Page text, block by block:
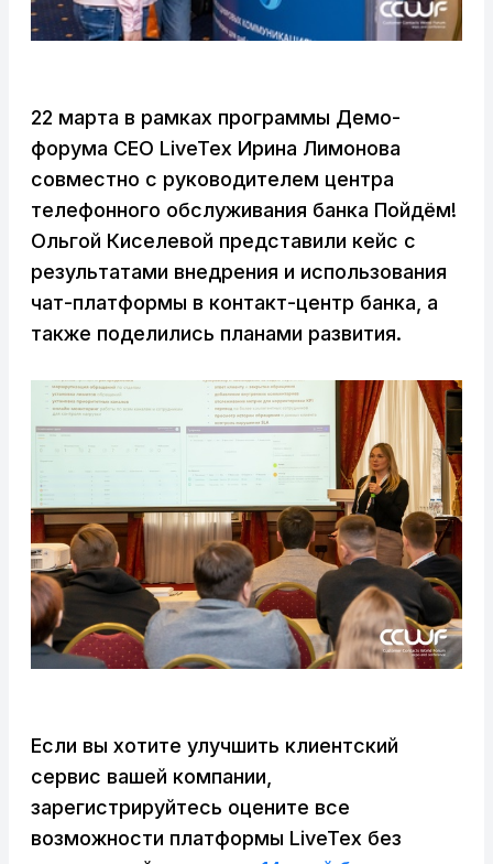
22 марта в рамках программы Демо-
форума CEO LiveTex Ирина Лимонова
совместно с руководителем центра
телефонного обслуживания банка Пойдём!
Ольгой Киселевой представили кейс с
результатами внедрения и использования
чат-платформы в контакт-центр банка, а
также поделились планами развития.
Если вы хотите улучшить клиентский
сервис вашей компании,
зарегистрируйтесь оцените все
возможности платформы LiveTex без